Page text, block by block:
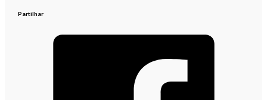
Partilhar